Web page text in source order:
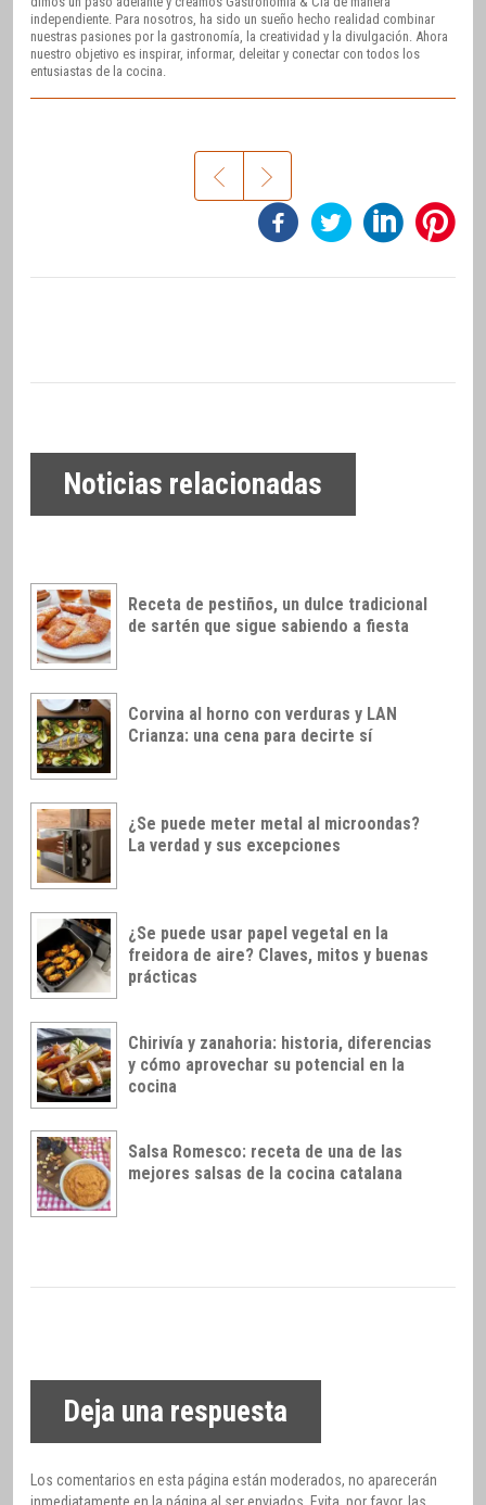
independiente. Para nosotros, ha sido un sueño hecho realidad combinar
nuestras pasiones por la gastronomía, la creatividad y la divulgación. Ahora
nuestro objetivo es inspirar, informar, deleitar y conectar con todos los
entusiastas de la cocina.
Noticias relacionadas
Receta de pestiños, un dulce tradicional
de sartén que sigue sabiendo a fiesta
Corvina al horno con verduras y LAN
Crianza: una cena para decirte sí
¿Se puede meter metal al microondas?
La verdad y sus excepciones
¿Se puede usar papel vegetal en la
freidora de aire? Claves, mitos y buenas
prácticas
Chirivía y zanahoria: historia, diferencias
y cómo aprovechar su potencial en la
cocina
Salsa Romesco: receta de una de las
mejores salsas de la cocina catalana
Deja una respuesta
Los comentarios en esta página están moderados, no aparecerán